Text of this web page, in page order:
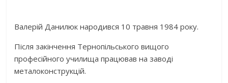
Валерій Данилюк народився 10 травня 1984 року.
Після закінчення Тернопільського вищого
професійного училища працював на заводі
металоконструкцій.